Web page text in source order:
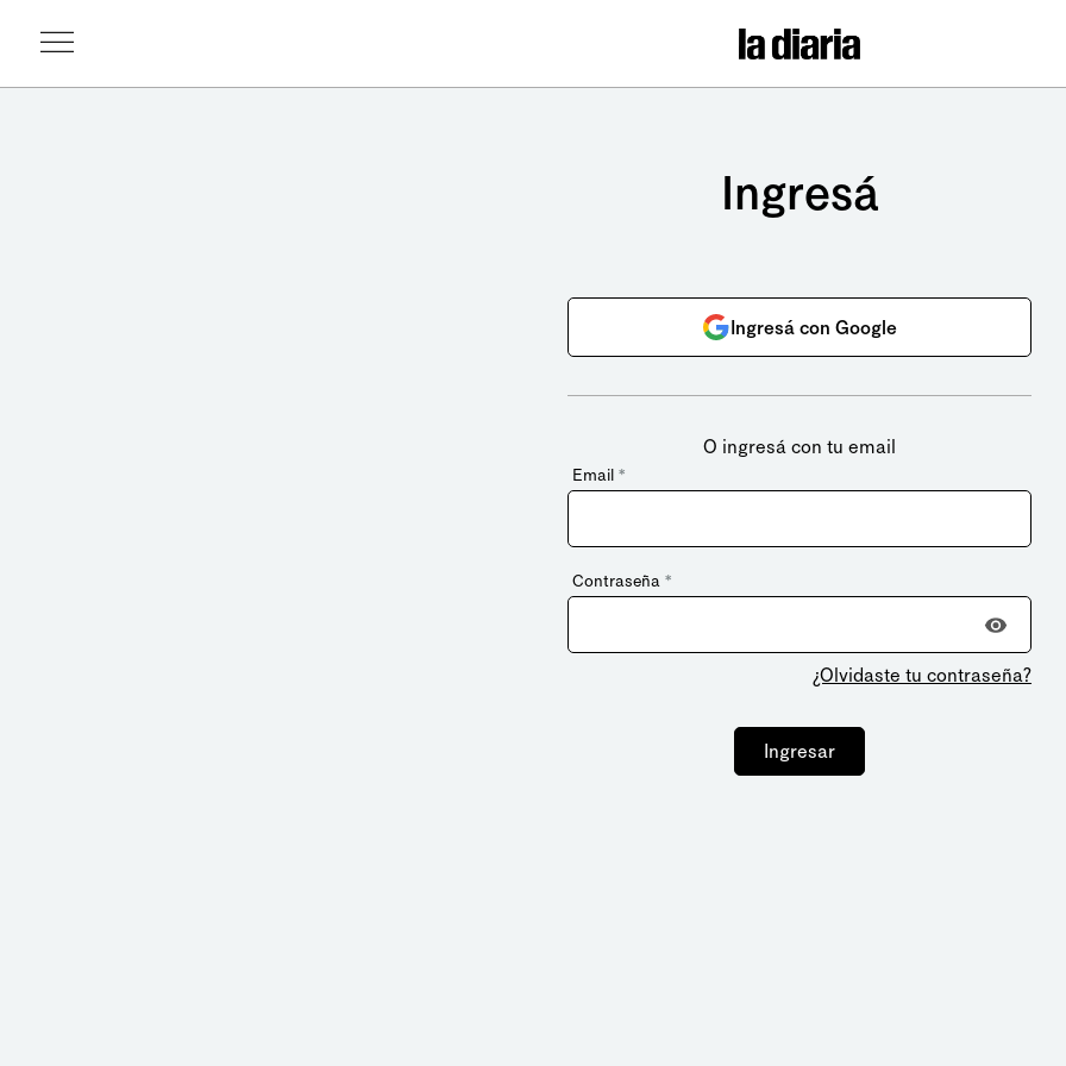
Ingresá
Ingresá con Google
O ingresá con tu email
Email *
Contraseña *
¿Olvidaste tu contraseña?
Ingresar